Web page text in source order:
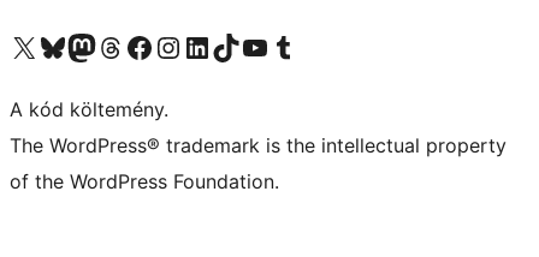
Visit our X (formerly Twitter) account
Visit our Bluesky account
Twitter csatornánk
Visit our Threads account
Facebook oldalunk megtekintése
Visit our Instagram account
Visit our LinkedIn account
Visit our TikTok account
Visit our YouTube channel
Visit our Tumblr account
A kód költemény.
The WordPress® trademark is the intellectual property
of the WordPress Foundation.